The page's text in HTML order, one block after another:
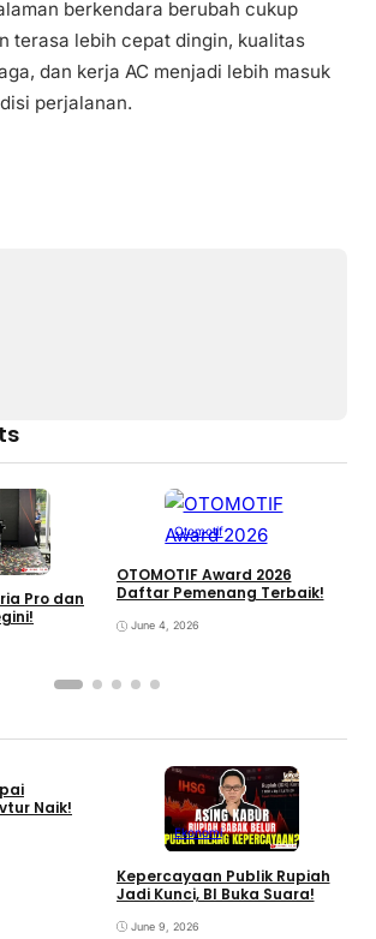
berkendara berubah cukup
terasa lebih cepat dingin, kualitas
dan kerja AC menjadi lebih masuk
perjalanan.
Pro dan
Otomotif
OTOMOTIF Award 2026
Daftar Pemenang Terbaik!
June 4, 2026
Naik!
Ekonomi
Kepercayaan Publik Rupiah
Jadi Kunci, BI Buka Suara!
June 9, 2026